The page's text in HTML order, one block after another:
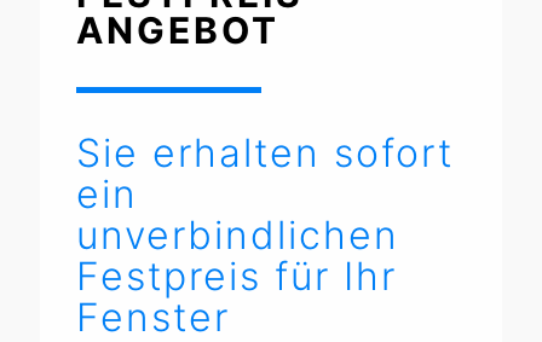
ANGEBOT
Sie erhalten sofort
ein
unverbindlichen
Festpreis für Ihr
Fenster